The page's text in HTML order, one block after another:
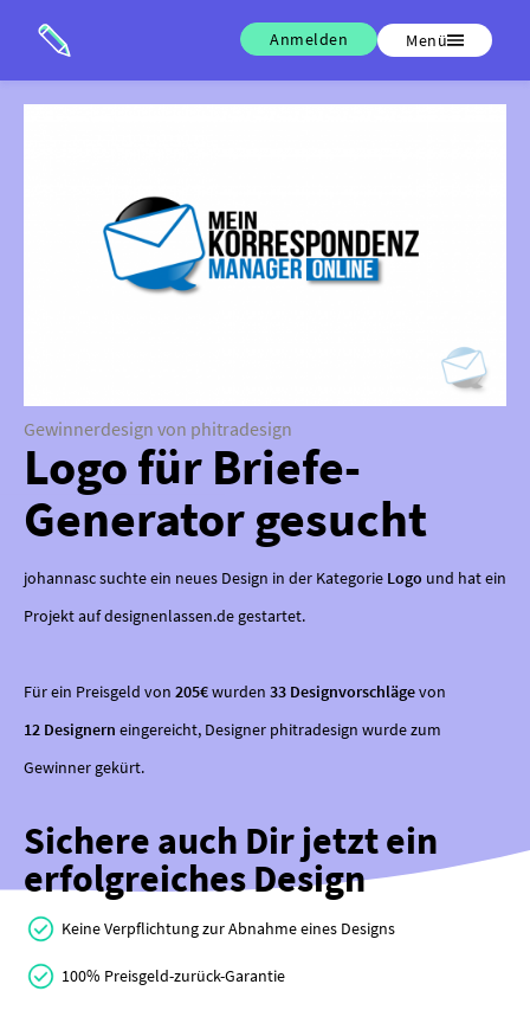
Anmelden Menü
Gewinnerdesign von phitradesign
Logo für Briefe-
Generator gesucht
johannasc suchte ein neues Design in der Kategorie Logo und hat ein
Projekt auf designenlassen.de gestartet.
Für ein Preisgeld von 205€wurden 33 Designvorschlägevon
12 Designern eingereicht, Designer phitradesign wurde zum
Gewinner gekürt.
Sichere auch Dir jetzt ein
erfolgreiches Design
Keine Verpflichtung zur Abnahme eines Designs
100% Preisgeld-zurück-Garantie